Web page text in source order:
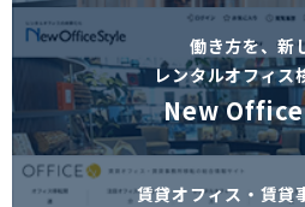
働き方を、新
レンタルオフィス
New
賃貸オフィス・賃貸